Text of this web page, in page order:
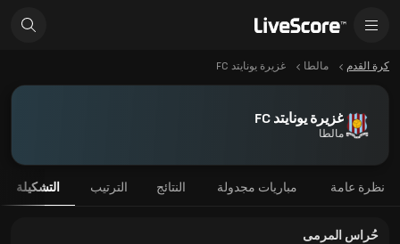
كرة القدم مالطا غزيرة يونايتد FC
غزيرة يونايتد FC
مالطا
نظرة عامة مباريات مجدولة النتائج الترتيب التشكيلة
حُراس المرمى